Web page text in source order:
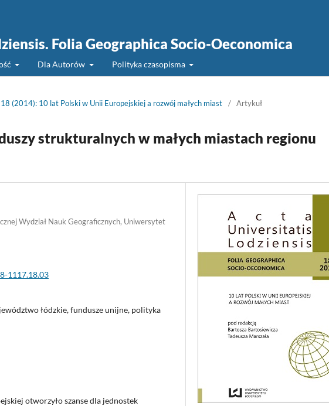
Folia Geographica Socio-Oeconomica
Dla Autorów Polityka czasopisma
(2014): 10 lat Polski w Unii Europejskiej a rozwój małych miast / Artykuł
strukturalnych w małych miastach regionu
Wydział Nauk Geograficznych, Uniwersytet
1117.18.03
łódzkie, fundusze unijne, polityka
otworzyło szanse dla jednostek